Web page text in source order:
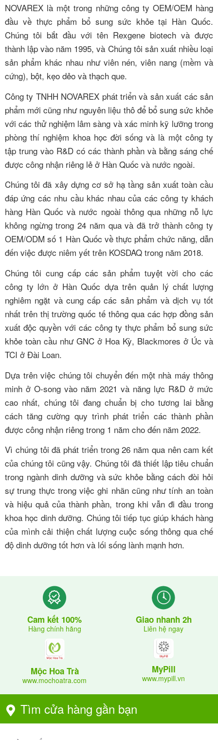
NOVAREX là một trong những công ty OEM/OEM hàng
đầu về thực phẩm bổ sung sức khỏe tại Hàn Quốc.
Chúng tôi bắt đầu với tên Rexgene biotech và được
thành lập vào năm 1995, và Chúng tôi sản xuất nhiều loại
sản phẩm khác nhau như viên nén, viên nang (mềm và
cứng), bột, kẹo dẻo và thạch que.
Công ty TNHH NOVAREX phát triển và sản xuất các sản
phẩm mới cũng như nguyên liệu thô để bổ sung sức khỏe
với các thử nghiệm lâm sàng và xác minh kỹ lưỡng trong
phòng thí nghiệm khoa học đời sống và là một công ty
tập trung vào R&D có các thành phần và bằng sáng chế
được công nhận riêng lẻ ở Hàn Quốc và nước ngoài.
Chúng tôi đã xây dựng cơ sở hạ tầng sản xuất toàn cầu
đáp ứng các nhu cầu khác nhau của các công ty khách
hàng Hàn Quốc và nước ngoài thông qua những nỗ lực
không ngừng trong 24 năm qua và đã trở thành công ty
OEM/ODM số 1 Hàn Quốc về thực phẩm chức năng, dẫn
đến việc được niêm yết trên KOSDAQ trong năm 2018.
Chúng tôi cung cấp các sản phẩm tuyệt vời cho các
công ty lớn ở Hàn Quốc dựa trên quản lý chất lượng
nghiêm ngặt và cung cấp các sản phẩm và dịch vụ tốt
nhất trên thị trường quốc tế thông qua các hợp đồng sản
xuất độc quyền với các công ty thực phẩm bổ sung sức
khỏe toàn cầu như GNC ở Hoa Kỳ, Blackmores ở Úc và
TCI ở Đài Loan.
Dựa trên việc chúng tôi chuyển đến một nhà máy thông
minh ở O-song vào năm 2021 và năng lực R&D ở mức
cao nhất, chúng tôi đang chuẩn bị cho tương lai bằng
cách tăng cường quy trình phát triển các thành phần
được công nhận riêng trong 1 năm cho đến năm 2022.
Vì chúng tôi đã phát triển trong 26 năm qua nên cam kết
của chúng tôi cũng vậy. Chúng tôi đã thiết lập tiêu chuẩn
trong ngành dinh dưỡng và sức khỏe bằng cách đòi hỏi
sự trung thực trong việc ghi nhãn cũng như tính an toàn
và hiệu quả của thành phần, trong khi vẫn đi đầu trong
khoa học dinh dưỡng. Chúng tôi tiếp tục giúp khách hàng
của mình cải thiện chất lượng cuộc sống thông qua chế
độ dinh dưỡng tốt hơn và lối sống lành mạnh hơn.
Cam kết 100%
Hàng chính hãng
Giao nhanh 2h
Liên hệ ngay
Mộc Hoa Trà
www.mochoatra.com
MyPill
www.mypill.vn
Tìm cửa hàng gần bạn